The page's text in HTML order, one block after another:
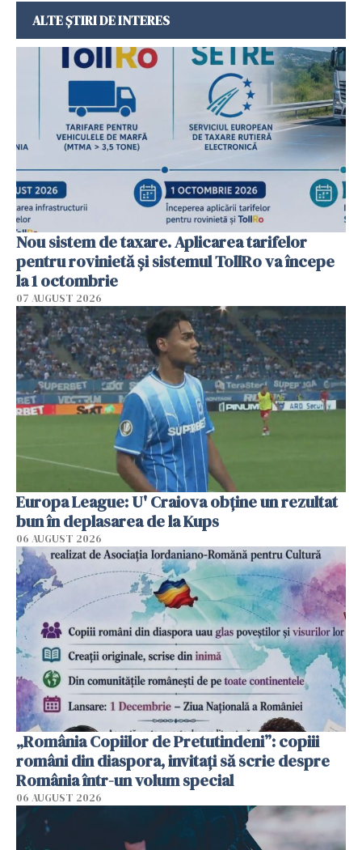
ALTE ȘTIRI DE INTERES
Nou sistem de taxare. Aplicarea tarifelor
pentru rovinietă şi sistemul TollRo va începe
la 1 octombrie
07 AUGUST 2026
Europa League: U' Craiova obține un rezultat
bun în deplasarea de la Kups
06 AUGUST 2026
„România Copiilor de Pretutindeni”: copiii
români din diaspora, invitați să scrie despre
România într-un volum special
06 AUGUST 2026